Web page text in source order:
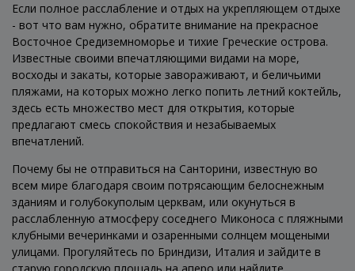
Если полное расслабление и отдых на укрепляющем отдыхе
- вот что вам нужно, обратите внимание на прекрасное
Восточное Средиземноморье и тихие Греческие острова.
Известные своими впечатляющими видами на море,
восходы и закаты, которые завораживают, и беличьими
пляжами, на которых можно легко попить летний коктейль,
здесь есть множество мест для открытия, которые
предлагают смесь спокойствия и незабываемых
впечатлений.
Почему бы не отправиться на Санторини, известную во
всем мире благодаря своим потрясающим белоснежным
зданиям и голубокуполым церквам, или окунуться в
расслабленную атмосферу соседнего Миконоса с пляжными
клубными вечеринками и озаренными солнцем мощеными
улицами. Прогуляйтесь по Бриндизи, Италия и зайдите в